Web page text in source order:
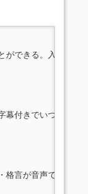
ができる。入力は音
幕付きでいつでも見
格言が音声で収録さ